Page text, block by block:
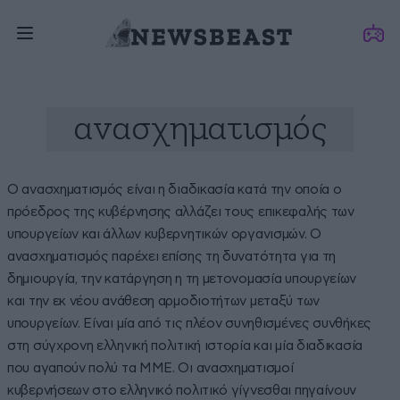
ανασχηματισμός
Ο ανασχηματισμός είναι η διαδικασία κατά την οποία ο
πρόεδρος της κυβέρνησης αλλάζει τους επικεφαλής των
υπουργείων και άλλων κυβερνητικών οργανισμών. Ο
ανασχηματισμός παρέχει επίσης τη δυνατότητα για τη
δημιουργία, την κατάργηση η τη μετονομασία υπουργείων
και την εκ νέου ανάθεση αρμοδιοτήτων μεταξύ των
υπουργείων. Είναι μία από τις πλέον συνηθισμένες συνθήκες
στη σύγχρονη ελληνική πολιτική ιστορία και μία διαδικασία
που αγαπούν πολύ τα ΜΜΕ. Οι ανασχηματισμοί
κυβερνήσεων στο ελληνικό πολιτικό γίγνεσθαι πηγαίνουν